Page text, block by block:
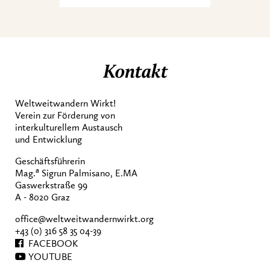
Kontakt
Weltweitwandern Wirkt!
Verein zur Förderung von
interkulturellem Austausch
und Entwicklung
Geschäftsführerin
Mag.a Sigrun Palmisano, E.MA
Gaswerkstraße 99
A - 8020 Graz
office@weltweitwandernwirkt.org
+43 (0) 316 58 35 04-39
FACEBOOK
YOUTUBE